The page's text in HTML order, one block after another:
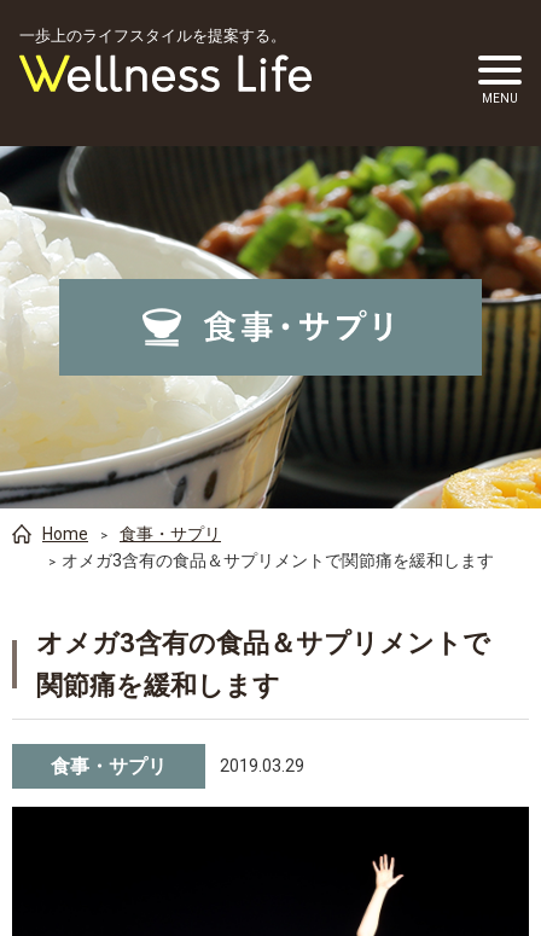
一歩上のライフスタイルを提案する。
Home
食事・サプリ
オメガ3含有の食品＆サプリメントで関節痛を緩和します
オメガ3含有の食品＆サプリメントで
関節痛を緩和します
食事・サプリ 2019.03.29